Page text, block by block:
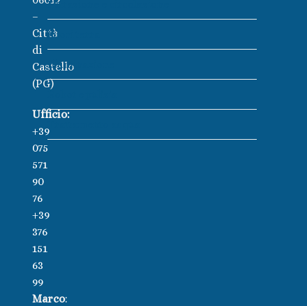
Filtrazione e circolazione
Fuori terra
Illuminazione
–
Città
di
Castello
(PG)
Ufficio:
+39
075
571
90
76
+39
376
151
63
99
Marco: